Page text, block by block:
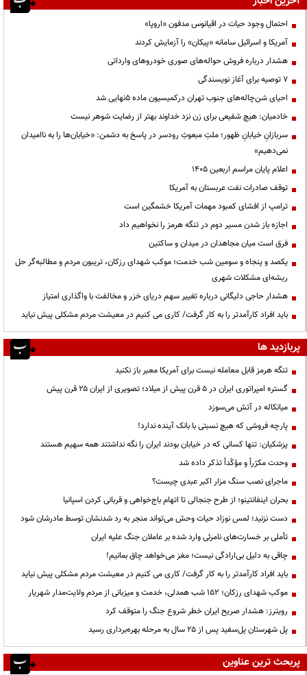
احتمال وجود حیات در اقیانوس مدفون «اروپا»
آمریکا و اسرائیل سامانه «پیکان» را آزمایش کردند
هشدار درباره فروش حواله‌های صوری خودروهای وارداتی
۷ توصیه برای آغاز نویسندگی
احیای شن‌چاله‌های جنوب تهران درکمیسیون ماده ۵نهایی شد
خادمیان: هیچ شفیعی برای زن نزد خداوند بهتر از رضایت شوهر نیست
سربازانِ خیابانِ ظهور؛ ملتِ مبعوثِ رودسر در پاسخ به دشمن: «خیابان‌ها را به ناامیدان
نمی‌دهیم»
اعلام پایان مراسم اربعین ۱۴۰۵
توقف صادرات نفت عربستان به آمریکا
ترامپ از افشای کمبود مهمات آمریکا خشمگین است
اجازه باز شدن مسیر دوم در تنگه هرمز را نخواهیم داد
فرق است میان مجاهدان در میدان و ساکتین
یکصد و پنجاه و سومین شب خدمت؛ موکب شهدای رزکان، تریبون مردم و مطالبه‌گر حل
ریشه‌ای مشکلات شهری
هشدار حاجی دلیگانی درباره تغییر سهم دریای خزر و مخالفت با واگذاری امتیاز
باید افراد کارآمدتر را به کار گرفت/ کاری می کنیم در معیشت مردم مشکلی پیش نیاید
پربازدید ها
تنگه هرمز قابل معامله نیست برای آمریکا معبر باز نکنید
گستره امپراتوری ایران در ۵ قرن پیش از میلاد؛ تصویری از ایران ۲۵ قرن پیش
میانکاله در آتش می‌سوزد
پارچه فروشی که هیچ نسبتی با بانک آینده ندارد!
پزشکیان: تنها کسانی که در خیابان بودند ایران را نگه نداشتند همه سهیم هستند
وحدت مکرّراً و مؤکّداً تذکر داده شد
ماجرای نصب سنگ مزار اکبر عبدی چیست؟
بحران اینفانتینو؛ از طرح جنجالی تا اتهام باج‌خواهی و قربانی کردن اسپانیا
دست نزنید؛ لمس نوزاد حیات وحش می‌تواند منجر به رد شدنشان توسط مادرشان شود
تأملی بر خسارت‌های نامرئی وارد شده بر عاملان جنگ علیه ایران
چاقی به دلیل بی‌ارادگی نیست؛ مغز می‌خواهد چاق بمانیم!
باید افراد کارآمدتر را به کار گرفت/ کاری می کنیم در معیشت مردم مشکلی پیش نیاید
موکب شهدای رزکان؛ ۱۵۲ شب همدلی، خدمت و میزبانی از مردم ولایت‌مدار شهریار
رویترز: هشدار صریح ایران خطر شروع جنگ را متوقف کرد
پل شهرستان پل‌سفید پس از ۲۵ سال به مرحله بهره‌برداری رسید
پربحث ترین عناوین